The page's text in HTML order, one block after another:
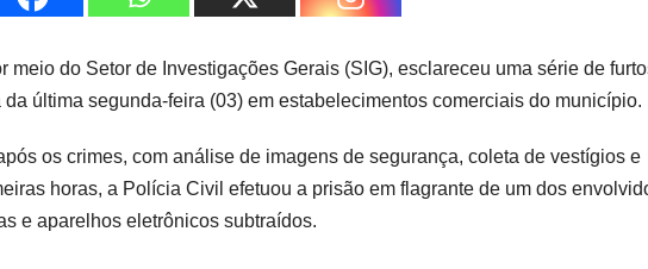
do Setor de Investigações Gerais (SIG), esclareceu uma série de
última segunda-feira (03) em estabelecimentos comerciais do município.
os crimes, com análise de imagens de segurança, coleta de vestígios e
horas, a Polícia Civil efetuou a prisão em flagrante de um dos
e aparelhos eletrônicos subtraídos.